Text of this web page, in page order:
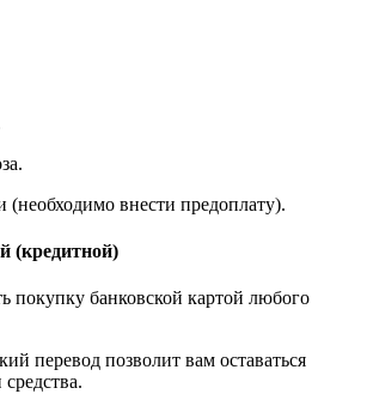
(необходимо внести предоплату).
(кредитной)
покупку банковской картой любого
перевод позволит вам оставаться